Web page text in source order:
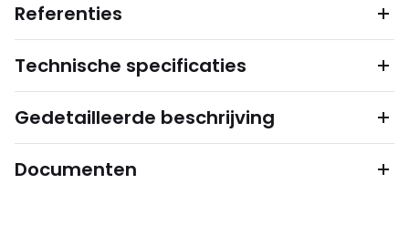
Referenties
Technische specificaties
Gedetailleerde beschrijving
Documenten